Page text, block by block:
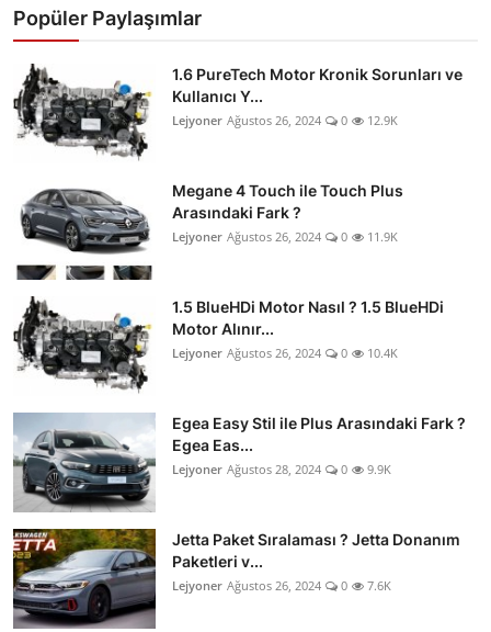
Popüler Paylaşımlar
1.6 PureTech Motor Kronik Sorunları ve
Kullanıcı Y...
Lejyoner Ağustos 26, 2024 0 12.9K
Megane 4 Touch ile Touch Plus
Arasındaki Fark ?
Lejyoner Ağustos 26, 2024 0 11.9K
1.5 BlueHDi Motor Nasıl ? 1.5 BlueHDi
Motor Alınır...
Lejyoner Ağustos 26, 2024 0 10.4K
Egea Easy Stil ile Plus Arasındaki Fark ?
Egea Eas...
Lejyoner Ağustos 28, 2024 0 9.9K
Jetta Paket Sıralaması ? Jetta Donanım
Paketleri v...
Lejyoner Ağustos 26, 2024 0 7.6K